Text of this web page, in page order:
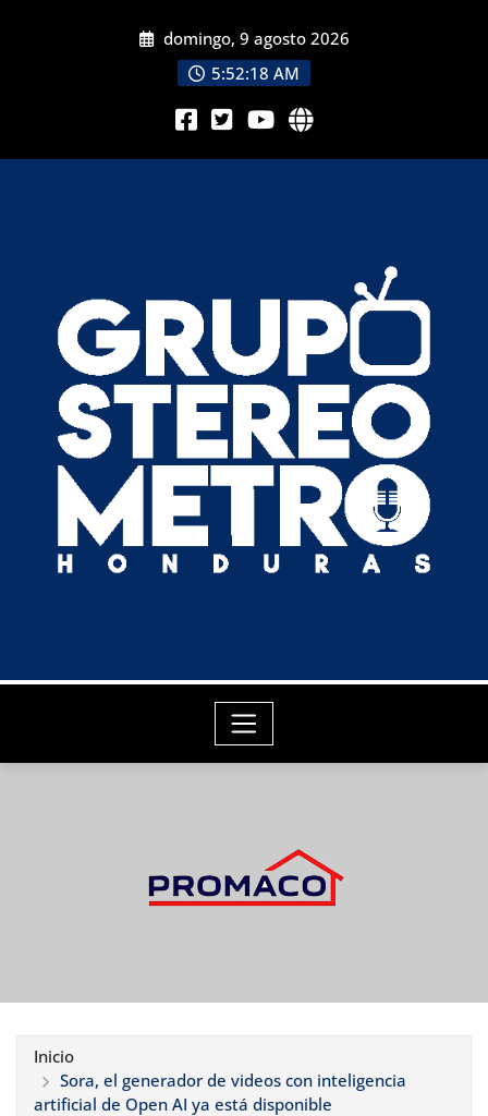
domingo, 9 agosto 2026
5:52:20 AM
Inicio
Sora, el generador de videos con inteligencia
artificial de Open AI ya está disponible